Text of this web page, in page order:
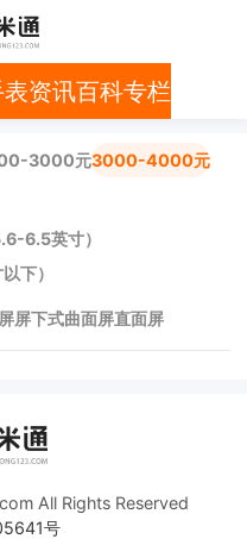
资讯百科专栏
3000元3000-4000元
6.5英寸）
下）
屏下式曲面屏直面屏
All Rights Reserved
号